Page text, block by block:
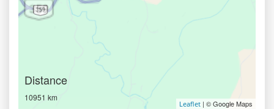
Distance
10951 km
Leaflet | © Google Maps